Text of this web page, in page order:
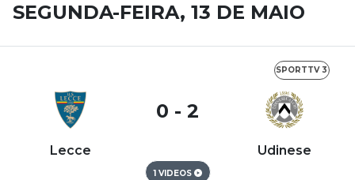
SEGUNDA-FEIRA, 13 DE MAIO
SPORTTV 3
Lecce
0 - 2
Udinese
1 VIDEOS